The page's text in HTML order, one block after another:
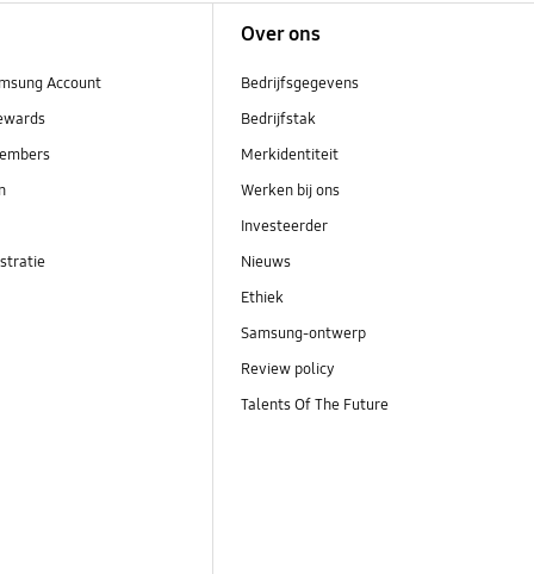
Account
Over ons
Bedrijfsgegevens
Bedrijfstak
Merkidentiteit
Werken bij ons
Investeerder
Nieuws
Ethiek
Samsung-ontwerp
Review policy
Talents Of The Future